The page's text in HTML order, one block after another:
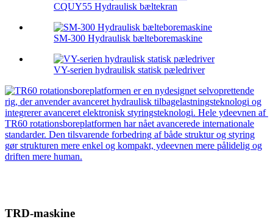
CQUY55 Hydraulisk bæltekran
SM-300 Hydraulisk bælteboremaskine
VY-serien hydraulisk statisk pæledriver
TRD-maskine